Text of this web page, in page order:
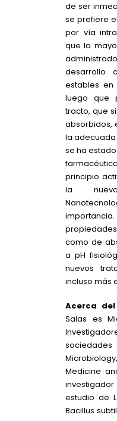
de ser
se prefiere
por vía
que la
desarrollo
estables
luego que
tracto, que
absorbidos,
la adecuada
se ha
principio
la
como de
a pH
nuevos
incluso más
Acerca
Salas es
Medicine
estudio de
Bacillus